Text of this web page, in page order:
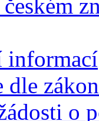
informací
dle
o